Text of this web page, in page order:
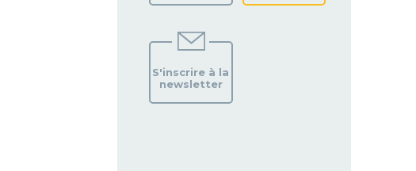
S'inscrire à la
newsletter